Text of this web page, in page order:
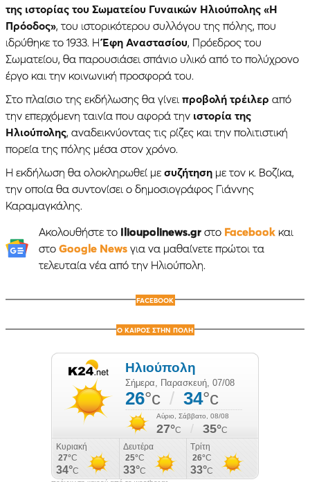
της ιστορίας του Σωματείου Γυναικών Ηλιούπολης «Η
Πρόοδος», του ιστορικότερου συλλόγου της πόλης, που
ιδρύθηκε το 1933. ΗΈφη Αναστασίου, Πρόεδρος του
Σωματείου, θα παρουσιάσει σπάνιο υλικό από το πολύχρονο
έργο και την κοινωνική προσφορά του.
Στο πλαίσιο της εκδήλωσης θα γίνει προβολή τρέιλερ από
την επερχόμενη ταινία που αφορά την ιστορία της
Ηλιούπολης, αναδεικνύοντας τις ρίζες και την πολιτιστική
πορεία της πόλης μέσα στον χρόνο.
Η εκδήλωση θα ολοκληρωθεί με συζήτηση με τον κ. Βοζίκα,
την οποία θα συντονίσει ο δημοσιογράφος Γιάννης
Καραμαγκάλης.
Ακολουθήστε το Ilioupolinews.grστο Facebookκαι
στο Google Newsγια να μαθαίνετε πρώτοι τα
τελευταία νέα από την Ηλιούπολη.
FACEBOOK
Ο ΚΑΙΡΟΣ ΣΤΗΝ ΠΟΛΗ